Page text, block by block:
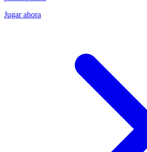
Jugar ahora